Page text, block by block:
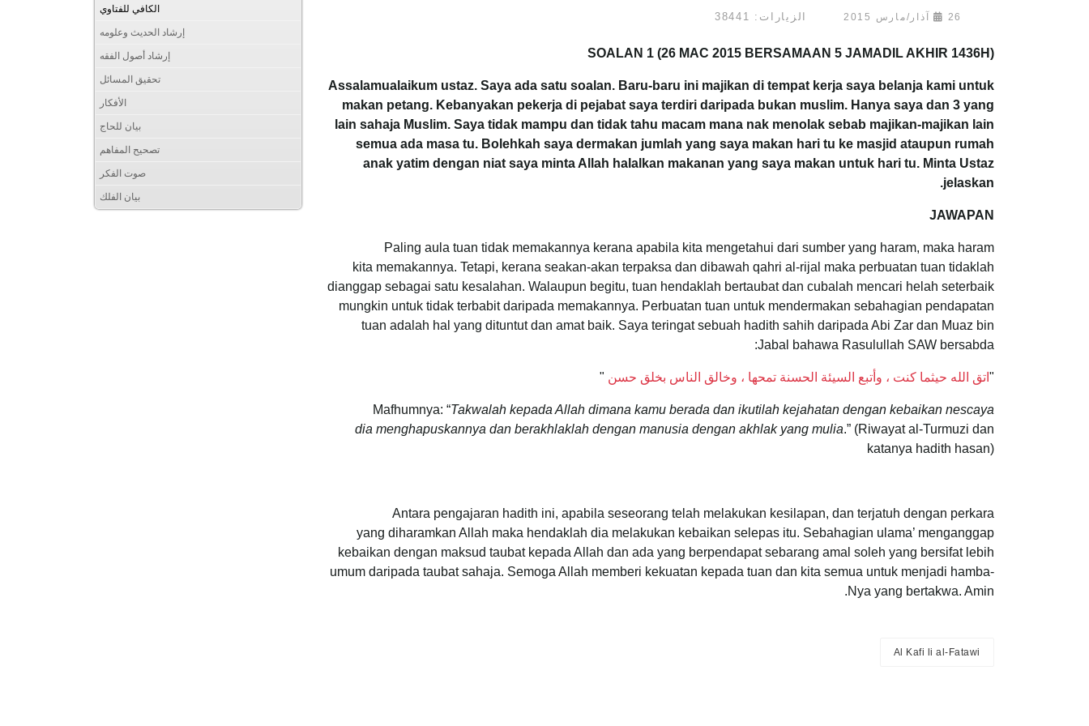
26 آذار/مارس 2015 الزيارات: 38441
SOALAN 1 (26 MAC 2015 BERSAMAAN 5 JAMADIL AKHIR 1436H)
Assalamualaikum ustaz. Saya ada satu soalan. Baru-baru ini majikan di tempat kerja saya belanja kami untuk
makan petang. Kebanyakan pekerja di pejabat saya terdiri daripada bukan muslim. Hanya saya dan 3 yang
lain sahaja Muslim. Saya tidak mampu dan tidak tahu macam mana nak menolak sebab majikan-majikan lain
semua ada masa tu. Bolehkah saya dermakan jumlah yang saya makan hari tu ke masjid ataupun rumah
anak yatim dengan niat saya minta Allah halalkan makanan yang saya makan untuk hari tu. Minta Ustaz
jelaskan.
JAWAPAN
Paling aula tuan tidak memakannya kerana apabila kita mengetahui dari sumber yang haram, maka haram
kita memakannya. Tetapi, kerana seakan-akan terpaksa dan dibawah qahri al-rijal maka perbuatan tuan tidaklah
dianggap sebagai satu kesalahan. Walaupun begitu, tuan hendaklah bertaubat dan cubalah mencari helah seterbaik
mungkin untuk tidak terbabit daripada memakannya. Perbuatan tuan untuk mendermakan sebahagian pendapatan
tuan adalah hal yang dituntut dan amat baik. Saya teringat sebuah hadith sahih daripada Abi Zar dan Muaz bin
Jabal bahawa Rasulullah SAW bersabda:
" اتق الله حيثما كنت ، وأتبع السيئة الحسنة تمحها ، وخالق الناس بخلق حسن "
Mafhumnya: “Takwalah kepada Allah dimana kamu berada dan ikutilah kejahatan dengan kebaikan nescaya
dia menghapuskannya dan berakhlaklah dengan manusia dengan akhlak yang mulia.” (Riwayat al-Turmuzi dan
katanya hadith hasan)
Antara pengajaran hadith ini, apabila seseorang telah melakukan kesilapan, dan terjatuh dengan perkara
yang diharamkan Allah maka hendaklah dia melakukan kebaikan selepas itu. Sebahagian ulama’ menganggap
kebaikan dengan maksud taubat kepada Allah dan ada yang berpendapat sebarang amal soleh yang bersifat lebih
umum daripada taubat sahaja. Semoga Allah memberi kekuatan kepada tuan dan kita semua untuk menjadi hamba-
Nya yang bertakwa. Amin.
Al Kafi li al-Fatawi
الكافي للفتاوي
إرشاد الحديث وعلومه
إرشاد أصول الفقه
تحقيق المسائل
الأفكار
بيان للحاج
تصحيح المفاهم
صوت الفكر
بيان الفلك